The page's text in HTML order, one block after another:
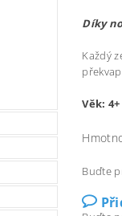
Díky
Každý
Věk: 4+
Buďte